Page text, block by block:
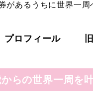
があるうちに世界一周
プロフィール
らの世界一周